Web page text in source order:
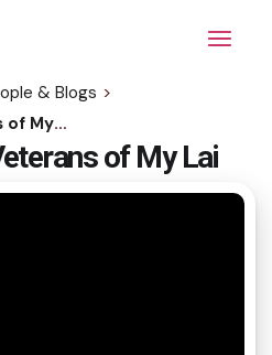
& Blogs >
Interviews with Veterans of My Lai
of My Lai